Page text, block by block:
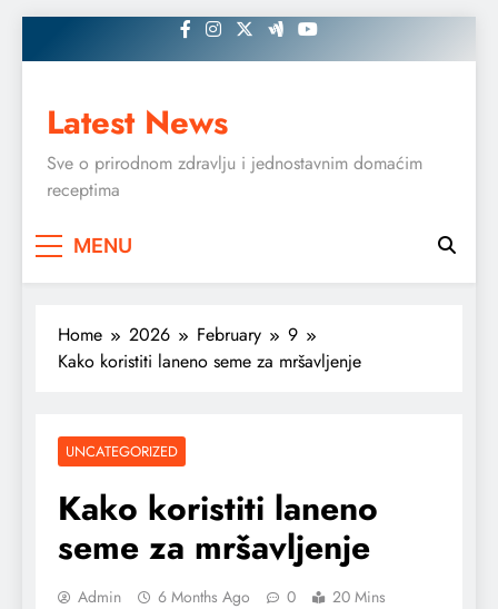
to
Latest News
Sve o prirodnom zdravlju i jednostavnim domaćim
receptima
MENU
Home 2026 February
9
Kako koristiti laneno seme za mršavljenje
UNCATEGORIZED
Kako koristiti laneno
seme za mršavljenje
Admin 6 Months Ago 0 20 Mins